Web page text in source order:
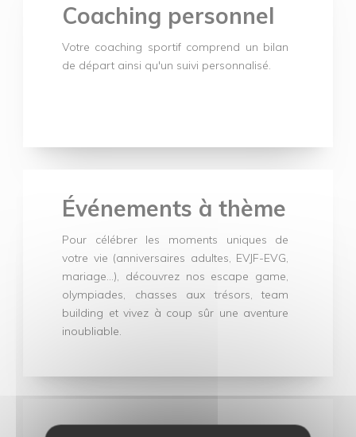
Coaching personnel
Votre coaching sportif comprend un bilan
de départ ainsi qu'un suivi personnalisé.
Événements à thème
Pour célébrer les moments uniques de
votre vie (anniversaires adultes, EVJF-EVG,
mariage…), découvrez nos escape game,
olympiades, chasses aux trésors, team
building et vivez à coup sûr une aventure
inoubliable.